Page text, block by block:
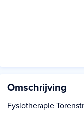
Omschrijving
Fysiotherapie